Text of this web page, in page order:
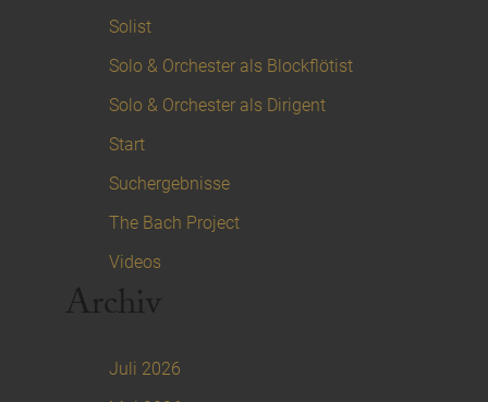
Solist
Solo & Orchester als Blockflötist
Solo & Orchester als Dirigent
Start
Suchergebnisse
The Bach Project
Videos
Archiv
Juli 2026